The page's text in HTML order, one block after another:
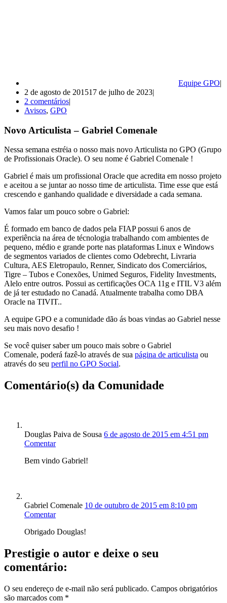
Equipe GPO
2 de agosto de 201517 de julho de 2023
2 comentários
Avisos, GPO
Novo Articulista – Gabriel Comenale
Nessa semana estréia o nosso mais novo Articulista no GPO (Grupo
de Profissionais Oracle). O seu nome é Gabriel Comenale !
Gabriel é mais um profissional Oracle que acredita em nosso projeto
e aceitou a se juntar ao nosso time de articulista. Time esse que está
crescendo e ganhando qualidade e diversidade a cada semana.
Vamos falar um pouco sobre o Gabriel:
É formado em banco de dados pela FIAP possui 6 anos de
experiência na área de técnologia trabalhando com ambientes de
pequeno, médio e grande porte nas plataformas Linux e Windows
de segmentos variados de clientes como Odebrecht, Livraria
Cultura, AES Eletropaulo, Renner, Sindicato dos Comerciários,
Tigre – Tubos e Conexões, Unimed Seguros, Fidelity Investments,
Alelo entre outros. Possui as certificações OCA 11g e ITIL V3 além
de já ter estudado no Canadá. Atualmente trabalha como DBA
Oracle na TIVIT..
A equipe GPO e a comunidade dão ás boas vindas ao Gabriel nesse
seu mais novo desafio !
Se você quiser saber um pouco mais sobre o Gabriel
Comenale, poderá fazê-lo através de sua página de articulista ou
através do seu perfil no GPO Social.
Comentário(s) da Comunidade
Douglas Paiva de Sousa 6 de agosto de 2015 em 4:51 pm
Comentar
Bem vindo Gabriel!
Gabriel Comenale 10 de outubro de 2015 em 8:10 pm
Comentar
Obrigado Douglas!
Prestigie o autor e deixe o seu
comentário:
O seu endereço de e-mail não será publicado. Campos obrigatórios
são marcados com *